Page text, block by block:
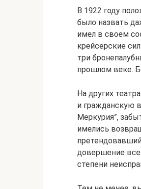
В 1922 году
было назвать
имел в своем
крейсерские
три
прошлом веке.
На других
и гражданскую
Меркурия”,
имелись
довершение
степени